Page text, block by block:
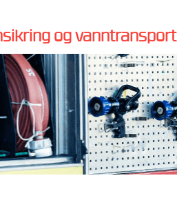
og vanntransport